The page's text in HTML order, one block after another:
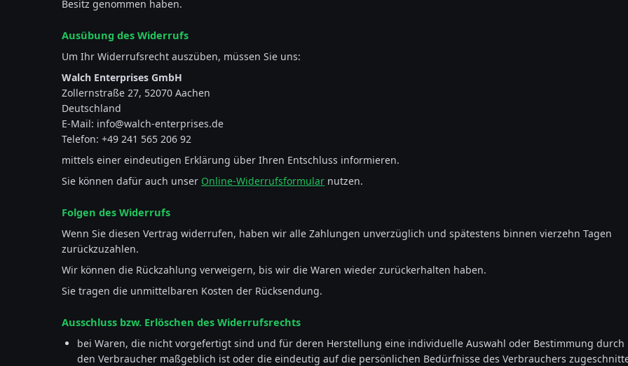
Besitz genommen haben.
Ausübung des Widerrufs
Um Ihr Widerrufsrecht auszüben, müssen Sie uns:
Walch Enterprises GmbH
Zollernstraße 27, 52070 Aachen
Deutschland
E-Mail: info@walch-enterprises.de
Telefon: +49 241 565 206 92
mittels einer eindeutigen Erklärung über Ihren Entschluss informieren.
Sie können dafür auch unser Online-Widerrufsformular nutzen.
Folgen des Widerrufs
Wenn Sie diesen Vertrag widerrufen, haben wir alle Zahlungen unverzüglich und spätestens binnen vierzehn Tagen
zurückzuzahlen.
Wir können die Rückzahlung verweigern, bis wir die Waren wieder zurückerhalten haben.
Sie tragen die unmittelbaren Kosten der Rücksendung.
Ausschluss bzw. Erlöschen des Widerrufsrechts
bei Waren, die nicht vorgefertigt sind und für deren Herstellung eine individuelle Auswahl oder Bestimmung durch
den Verbraucher maßgeblich ist oder die eindeutig auf die persönlichen Bedürfnisse des Verbrauchers